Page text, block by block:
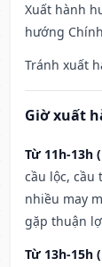
Xuất hành
hướng
Tránh xuất
Giờ xuất
Từ 11h-13h
cầu lộc, cầu
nhiều may
gặp thuận
Từ 13h-15h